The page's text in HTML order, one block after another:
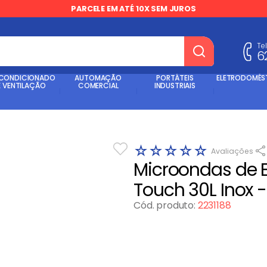
PARCELE EM ATÉ 10X SEM JUROS
VENTILAÇÃO
AUTOMAÇÃO
COMERCIAL
PORTÁTEIS
INDUSTRIAIS
☆☆☆☆☆
Microondas de
Touch 30L Inox
Cód. produto: 2231188